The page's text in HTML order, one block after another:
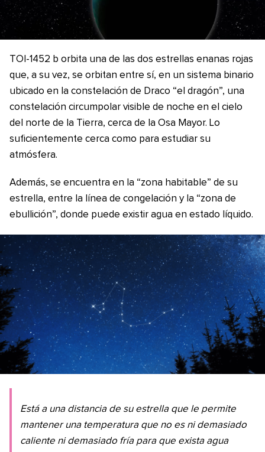
TOI-1452 b orbita una de las dos estrellas enanas rojas
que, a su vez, se orbitan entre sí, en un sistema binario
ubicado en la constelación de Draco “el dragón”, una
constelación circumpolar visible de noche en el cielo
del norte de la Tierra, cerca de la Osa Mayor. Lo
suficientemente cerca como para estudiar su
atmósfera.
Además, se encuentra en la “zona habitable” de su
estrella, entre la línea de congelación y la “zona de
ebullición”, donde puede existir agua en estado líquido.
Está a una distancia de su estrella que le permite
mantener una temperatura que no es ni demasiado
caliente ni demasiado fría para que exista agua